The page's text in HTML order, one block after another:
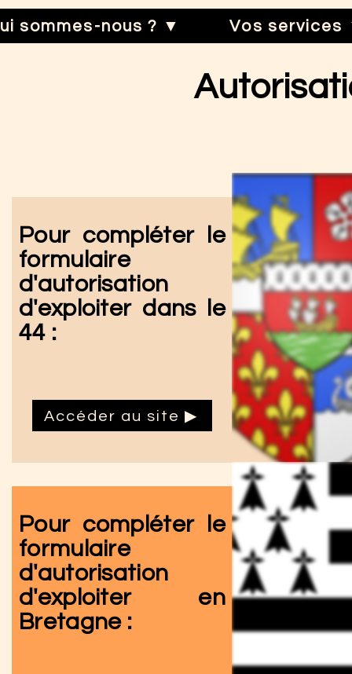
sommes-nous ? ▼ Vos services
Pour compléter le
formulaire
d'autorisation
d'exploiter dans le
44 :
Accéder au site ▶
Pour compléter le
formulaire
d'autorisation
d'exploiter en
Bretagne :